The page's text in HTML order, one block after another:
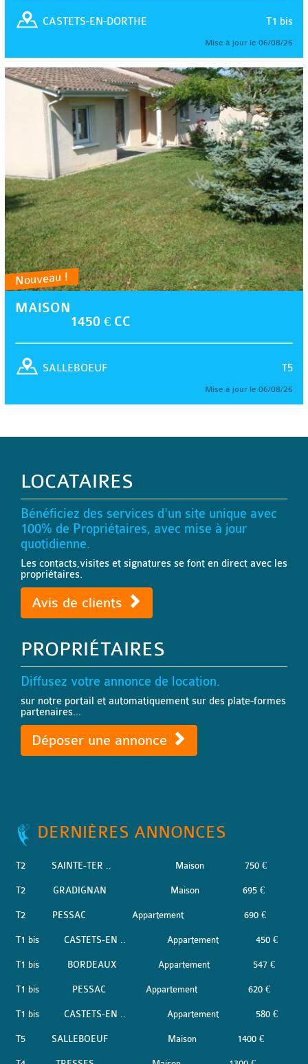
T1 bis
CASTETS-EN-DORTHE
Mise à jour le 06/08/26
Nouveau !
MAISON
1450 € CC
T5
SALLEBOEUF
Mise à jour le 06/08/26
LOCATAIRES
Bénéficiez des services d'un site unique avec
100% de Propriétaires, avec mise à jour
quotidienne.
Les contacts,visites et signatures se font en direct avec les
propriétaires.
Avis de clients
PROPRIÉTAIRES
Diffusez votre annonce de location.
sur notre portail et automatiquement sur des plate-formes
partenaires...
Déposer une annonce
DERNIÈRES ANNONCES
T2 SAINTE-TER .. Maison 750 €
T2 GRADIGNAN Maison 695 €
T2 PESSAC Appartement 690 €
T1 bis CASTETS-EN .. Appartement 450 €
T1 bis BORDEAUX Appartement 547 €
T1 bis PESSAC Appartement 620 €
T1 bis CASTETS-EN .. Appartement 580 €
T5 SALLEBOEUF Maison 1400 €